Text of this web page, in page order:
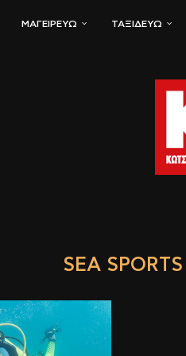
ΜΑΓΕΙΡΕΎΩ ΤΑΞΙΔΕΎΩ
SEA SPORTS